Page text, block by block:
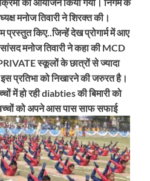
का आयोजन किया गया। निगम के
मनोज तिवारी ने शिरक्त की।
प्रस्तुत किए..जिन्हें देख प्रोगार्म में आए
मनोज तिवारी ने कहा कीMCD
स्कूलों के छात्रों से ज्यादा
प्रतिभा को निखारने की जरुरत है।
में हो रहीdiabtiesकी बिमारी को
को अपने आस पास साफ सफाई